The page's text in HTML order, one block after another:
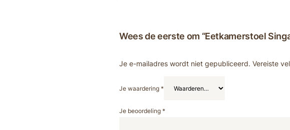
Wees de eerste om “Eetkamerstoel
Je e-mailadres wordt niet gepubliceerd. Vereiste
Je waardering *
Je beoordeling *